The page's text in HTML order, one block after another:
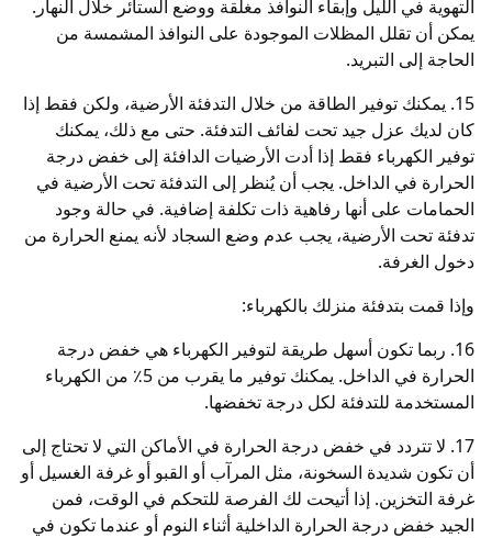
التهوية في الليل وإبقاء النوافذ مغلقة ووضع الستائر خلال النهار.
يمكن أن تقلل المظلات الموجودة على النوافذ المشمسة من
الحاجة إلى التبريد.
15. يمكنك توفير الطاقة من خلال التدفئة الأرضية، ولكن فقط إذا
كان لديك عزل جيد تحت لفائف التدفئة. حتى مع ذلك، يمكنك
توفير الكهرباء فقط إذا أدت الأرضيات الدافئة إلى خفض درجة
الحرارة في الداخل. يجب أن يُنظر إلى التدفئة تحت الأرضية في
الحمامات على أنها رفاهية ذات تكلفة إضافية. في حالة وجود
تدفئة تحت الأرضية، يجب عدم وضع السجاد لأنه يمنع الحرارة من
دخول الغرفة.
وإذا قمت بتدفئة منزلك بالكهرباء:
16. ربما تكون أسهل طريقة لتوفير الكهرباء هي خفض درجة
الحرارة في الداخل. يمكنك توفير ما يقرب من 5٪ من الكهرباء
المستخدمة للتدفئة لكل درجة تخفضها.
17. لا تتردد في خفض درجة الحرارة في الأماكن التي لا تحتاج إلى
أن تكون شديدة السخونة، مثل المرآب أو القبو أو غرفة الغسيل أو
غرفة التخزين. إذا أتيحت لك الفرصة للتحكم في الوقت، فمن
الجيد خفض درجة الحرارة الداخلية أثناء النوم أو عندما تكون في